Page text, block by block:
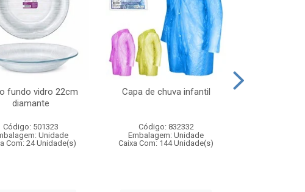
fundo vidro 22cm
diamante
Código: 501323
Unidade
Com: 24 Unidade(s)
Capa de chuva infantil
Código: 832332
Embalagem: Unidade
Caixa Com: 144 Unidade(s)